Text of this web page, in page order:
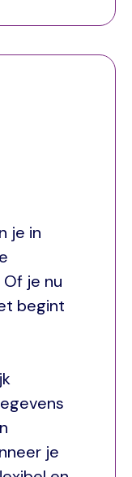
je in
je nu
begint
je